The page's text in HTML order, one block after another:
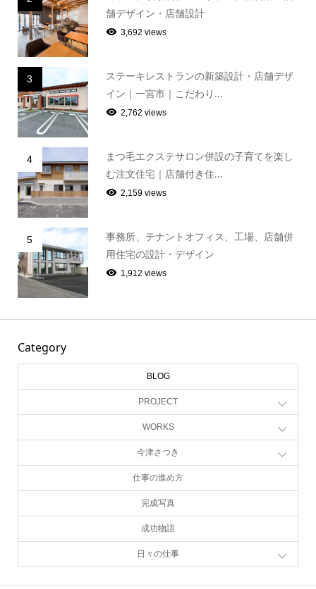
舗デザイン・店舗設計
3,692 views
3
ステーキレストランの新築設計・店舗デザ
イン｜一宮市｜こだわり...
2,762 views
4
まつ毛エクステサロン併設の子育てを楽し
む注文住宅｜店舗付き住...
2,159 views
5
事務所、テナントオフィス、工場、店舗併
用住宅の設計・デザイン
1,912 views
Category
BLOG
PROJECT
WORKS
今津さつき
仕事の進め方
完成写真
成功物語
日々の仕事